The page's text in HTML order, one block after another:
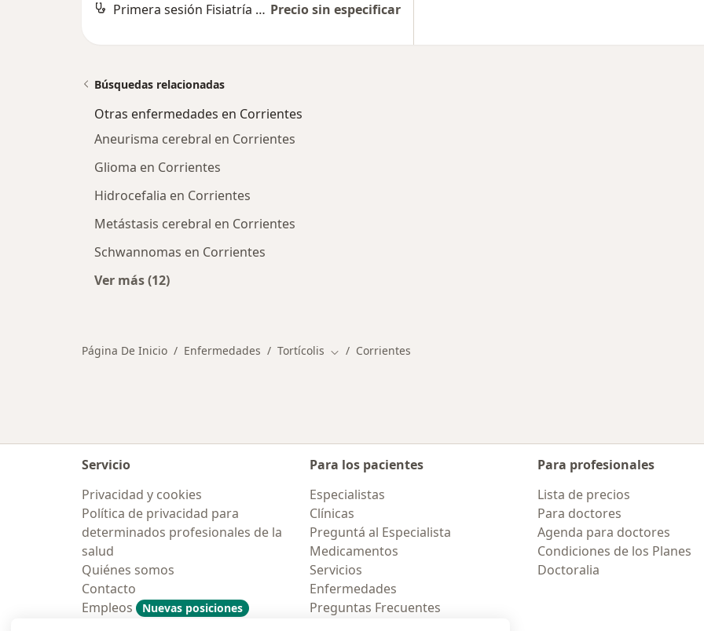
Primera sesión Fisiatría y Kinesiología Precio sin especificar
Búsquedas relacionadas
Otras enfermedades en Corrientes
Aneurisma cerebral en Corrientes
Glioma en Corrientes
Hidrocefalia en Corrientes
Metástasis cerebral en Corrientes
Schwannomas en Corrientes
Ver más (12)
Página De Inicio Enfermedades Tortícolis Cambiar de ciudad
Corrientes
Servicio
Privacidad y cookies
Política de privacidad para
determinados profesionales de la
salud
Quiénes somos
Contacto
Empleos
Nuevas posiciones
Para los pacientes
Especialistas
Clínicas
Preguntá al Especialista
Medicamentos
Servicios
Enfermedades
Preguntas Frecuentes
Para profesionales
Lista de precios
Para doctores
Agenda para doctores
Condiciones de los Planes
Doctoralia